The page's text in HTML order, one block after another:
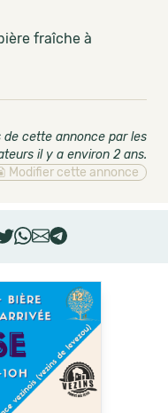
fraîche à
cette annonce par les
il y a environ 2 ans.
Modifier cette annonce